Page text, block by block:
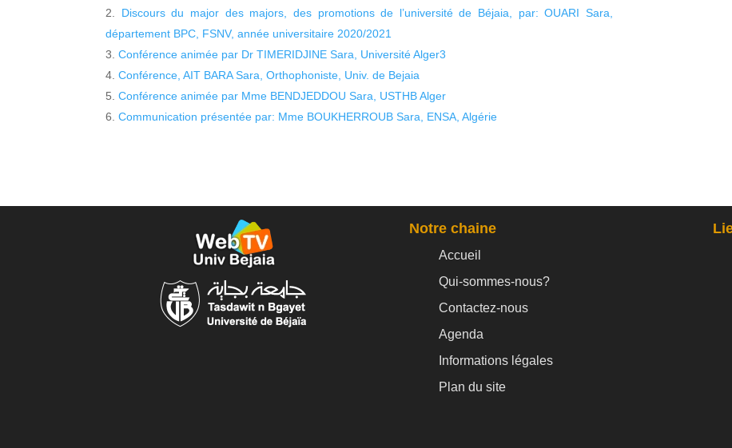
Discours du major des majors, des promotions de l’université de Béjaia, par: OUARI Sara,
département BPC, FSNV, année universitaire 2020/2021
Conférence animée par Dr TIMERIDJINE Sara, Université Alger3
Conférence, AIT BARA Sara, Orthophoniste, Univ. de Bejaia
Conférence animée par Mme BENDJEDDOU Sara, USTHB Alger
Communication présentée par: Mme BOUKHERROUB Sara, ENSA, Algérie
Notre chaine
Accueil
Qui-sommes-nous?
Contactez-nous
Agenda
Informations légales
Plan du site